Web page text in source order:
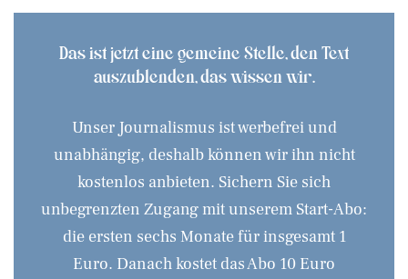
Das ist jetzt eine gemeine Stelle, den Text
auszublenden, das wissen wir.
Unser Journalismus ist werbefrei und
unabhängig, deshalb können wir ihn nicht
kostenlos anbieten. Sichern Sie sich
unbegrenzten Zugang mit unserem Start-Abo:
die ersten sechs Monate für insgesamt 1
Euro. Danach kostet das Abo 10 Euro